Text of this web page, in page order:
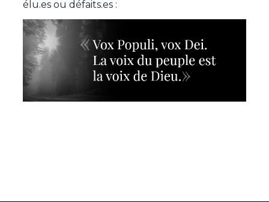
élu.es ou défaits.es :